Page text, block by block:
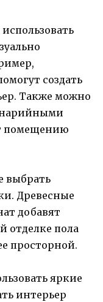
создать
Также можно
помещению
выбрать
Древесные
добавят
отделке пола
просторной.
яркие
интерьер